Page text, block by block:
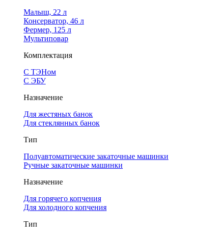
Малыш, 22 л
Консерватор, 46 л
Фермер, 125 л
Мультиповар
Комплектация
С ТЭНом
С ЭБУ
Назначение
Для жестяных банок
Для стеклянных банок
Тип
Полуавтоматические закаточные машинки
Ручные закаточные машинки
Назначение
Для горячего копчения
Для холодного копчения
Тип